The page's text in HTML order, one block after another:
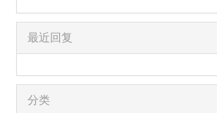
最近回复
分类